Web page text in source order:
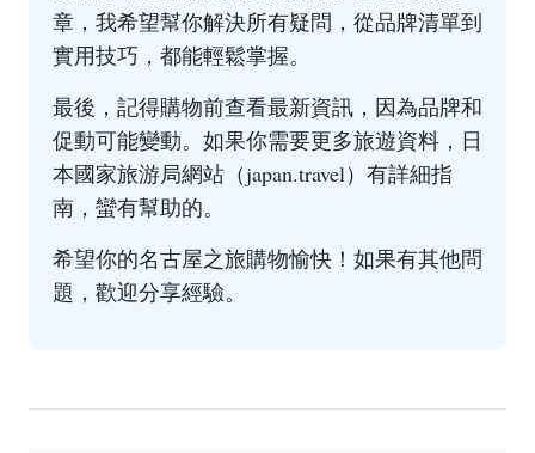
章，我希望幫你解決所有疑問，從品牌清單到
實用技巧，都能輕鬆掌握。
最後，記得購物前查看最新資訊，因為品牌和
促動可能變動。如果你需要更多旅遊資料，日
本國家旅游局網站（japan.travel）有詳細指
南，蠻有幫助的。
希望你的名古屋之旅購物愉快！如果有其他問
題，歡迎分享經驗。